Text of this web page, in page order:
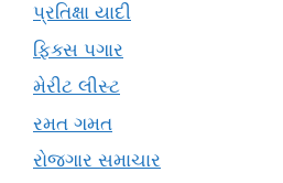
પ્રતિક્ષા યાદી
ફિક્સ પગાર
મેરીટ લીસ્ટ
રમત ગમત
રોજગાર સમાચાર